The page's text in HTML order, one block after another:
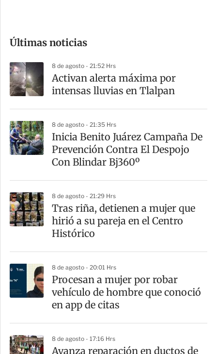
m
a
r
t
r
Últimas noticias
8 de agosto - 21:52 Hrs
Activan alerta máxima por
intensas lluvias en Tlalpan
8 de agosto - 21:35 Hrs
Inicia Benito Juárez Campaña De
Prevención Contra El Despojo
Con Blindar Bj360º
8 de agosto - 21:29 Hrs
Tras riña, detienen a mujer que
hirió a su pareja en el Centro
Histórico
8 de agosto - 20:01 Hrs
Procesan a mujer por robar
vehículo de hombre que conoció
en app de citas
8 de agosto - 17:16 Hrs
Avanza reparación en ductos de